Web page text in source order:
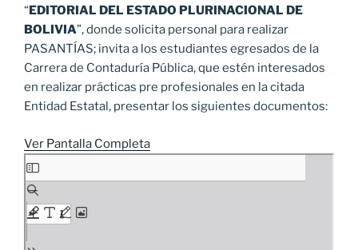
“ EDITORIAL DEL ESTADO PLURINACIONAL DE
BOLIVIA”, donde solicita personal para realizar
PASANTÍAS; invita a los estudiantes egresados de la
Carrera de Contaduría Pública, que estén interesados
en realizar prácticas pre profesionales en la citada
Entidad Estatal, presentar los siguientes documentos:
Ver Pantalla Completa
Saltar
al
contenido
del
PDF